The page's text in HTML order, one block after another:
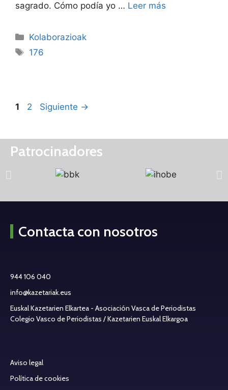
sagrado. Cómo podía yo … Leer más
Kolaborazioak
176
1 2 Siguiente →
Patrocinadores
Contacta con nosotros
944 106 040
info@kazetariak.eus
Euskal Kazetarien Elkartea - Asociación Vasca de Periodistas
Colegio Vasco de Periodistas / Kazetarien Euskal Elkargoa
Aviso legal
Política de cookies